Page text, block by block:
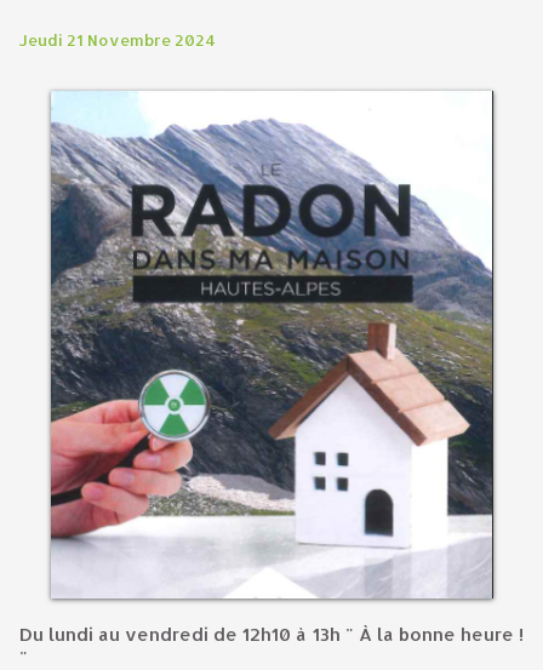
Jeudi 21 Novembre 2024
Du lundi au vendredi de 12h10 à 13h " À la bonne heure !
"